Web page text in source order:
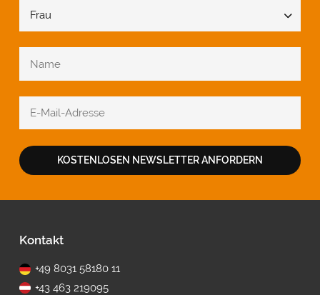
KOSTENLOSEN NEWSLETTER ANFORDERN
Fußbereich
Kontakt
+49 8031 58180 11
+43 463 219095